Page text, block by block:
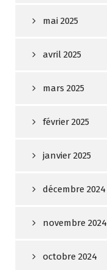
mai 2025
avril 2025
mars 2025
février 2025
janvier 2025
décembre 2024
novembre 2024
octobre 2024